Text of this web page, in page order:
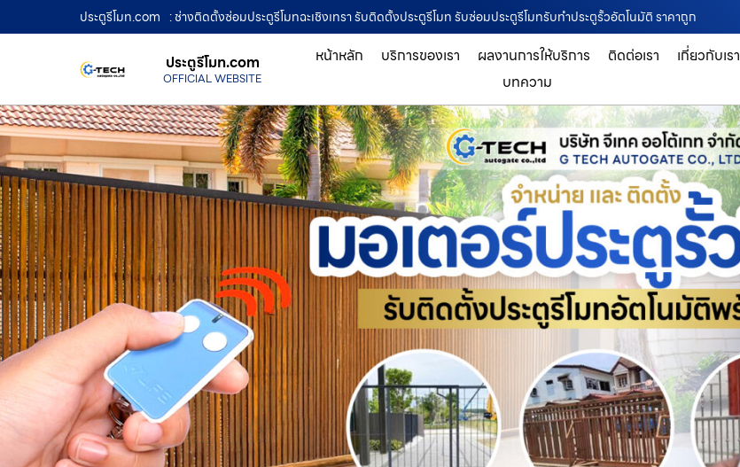
ประตูรีโมท.com : ช่างติดตั้งซ่อมประตูรีโมทฉะเชิงเทรา รับติดตั้งประตูรีโมท รับซ่อมประตูรีโมทรับทำประตูรั้วอัตโนมัติ ราคาถูก
ประตูรีโมท.com
OFFICIAL WEBSITE
หน้าหลัก บริการของเรา ผลงานการให้บริการ ติดต่อเรา
เกี่ยวกับเรา
บทความ